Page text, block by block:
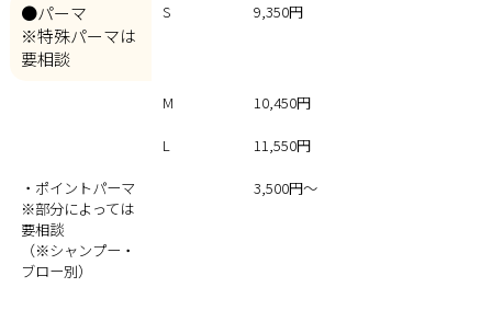
●パーマ
※特殊パーマは
要相談
S 9,350円
M 10,450円
L 11,550円
・ポイントパーマ
※部分によっては
要相談
（※シャンプー・
ブロー別）
3,500円～